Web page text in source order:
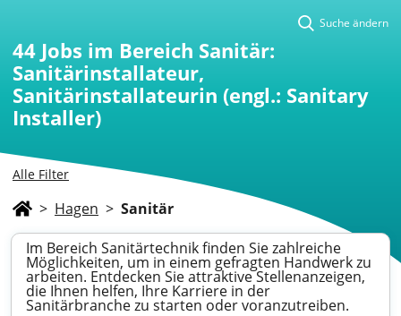
Alle Filter
Suche ändern
44 Jobs im Bereich Sanitär:
Sanitärinstallateur,
Sanitärinstallateurin (engl.: Sanitary
Installer)
> Hagen > Sanitär
Im Bereich Sanitärtechnik finden Sie zahlreiche
Möglichkeiten, um in einem gefragten Handwerk zu
arbeiten. Entdecken Sie attraktive Stellenanzeigen,
die Ihnen helfen, Ihre Karriere in der
Sanitärbranche zu starten oder voranzutreiben.